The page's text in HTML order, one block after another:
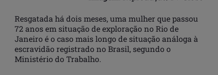
Resgatada há dois meses, uma mulher que passou
72 anos em situação de exploração no Rio de
Janeiro é o caso mais longo de situação análoga à
escravidão registrado no Brasil, segundo o
Ministério do Trabalho.